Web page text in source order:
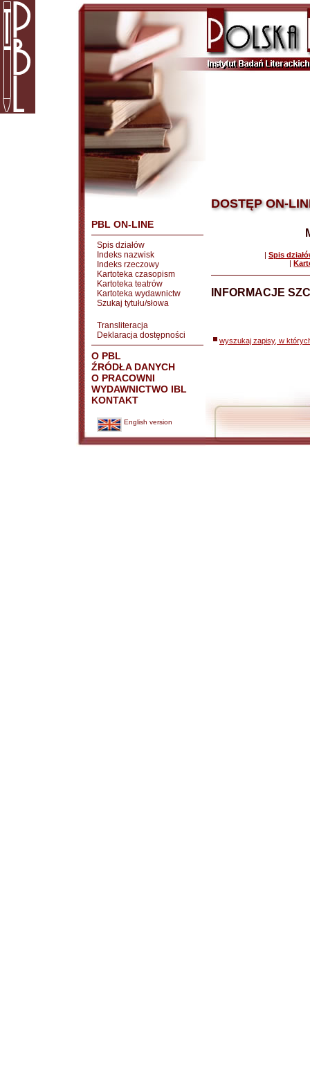
PBL ON-LINE
Spis działów
Indeks nazwisk
Indeks rzeczowy
Kartoteka czasopism
Kartoteka teatrów
Kartoteka wydawnictw
Szukaj tytułu/słowa
Transliteracja
Deklaracja dostępności
O PBL
ŹRÓDŁA DANYCH
O PRACOWNI
WYDAWNICTWO IBL
KONTAKT
English version
DOSTĘP ON-
| Spis
|
INFORMACJE
wyszukaj zapisy, w